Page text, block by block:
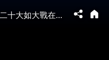
萬名軍警拱衛中南海，二十大如大戰在即；全會剛開新華社急發短文‘他還在’，央視不報，軍報不提，反了的節奏；前線將軍稱俄無贏機會，普京撤親信防長紹伊古，無差異空襲基輔【江峰漫談20221010第560期】